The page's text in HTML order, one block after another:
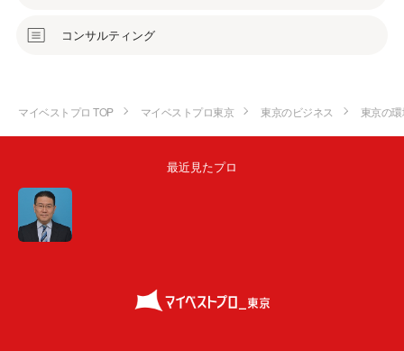
コンサルティング
マイベストプロ TOP マイベストプロ東京 東京のビジネス 東京の
最近見たプロ